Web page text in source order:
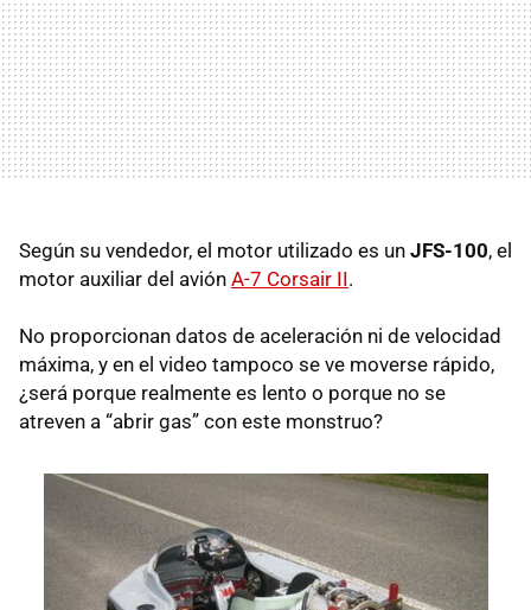
Según su vendedor, el motor utilizado es un JFS-100, el
motor auxiliar del avión A-7 Corsair II.
No proporcionan datos de aceleración ni de velocidad
máxima, y en el video tampoco se ve moverse rápido,
¿será porque realmente es lento o porque no se
atreven a “abrir gas” con este monstruo?